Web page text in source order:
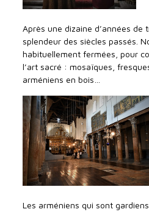
Après une dizaine d’années
splendeur des siècles passés.
habituellement fermées, pour
l’art sacré : mosaïques,
arméniens en bois…
Les arméniens qui sont